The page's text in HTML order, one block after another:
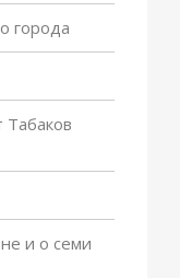
города
Табаков
и о семи